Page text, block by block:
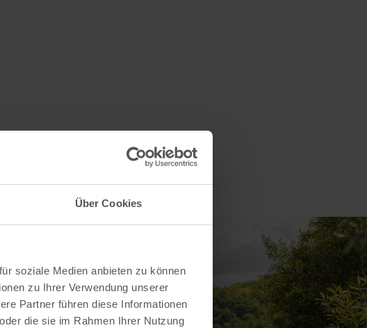
Über Cookies
soziale Medien anbieten zu können
zu Ihrer Verwendung unserer
Partner führen diese Informationen
die sie im Rahmen Ihrer Nutzung